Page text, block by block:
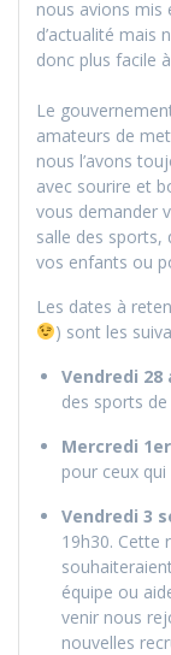
nous avions mis
d’actualité mais
donc plus facile
Le
amateurs de
nous l’avons
avec sourire et
vous demander
salle des sports,
vos enfants ou
Les dates à
) sont les
Vendredi 28
des sports
Mercredi
pour ceux
Vendredi 3
19h30. Cette
équipe ou
venir nous
nouvelles